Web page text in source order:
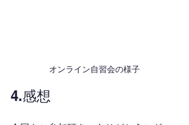
オンライン自習会の様子
4.感想